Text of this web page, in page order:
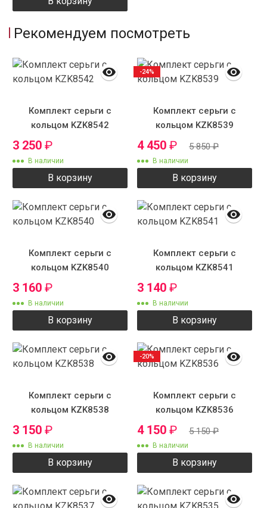
Рекомендуем посмотреть
Комплект серьги с
кольцом KZK8542
3 250 ₽
В наличии
В корзину
Комплект серьги с
кольцом KZK8539
4 450 ₽ 5 850₽
В наличии
В корзину
-24%
Комплект серьги с
кольцом KZK8540
3 160 ₽
В наличии
В корзину
Комплект серьги с
кольцом KZK8541
3 140 ₽
В наличии
В корзину
Комплект серьги с
кольцом KZK8538
3 150 ₽
В наличии
В корзину
Комплект серьги с
кольцом KZK8536
4 150 ₽ 5 150₽
В наличии
В корзину
-20%